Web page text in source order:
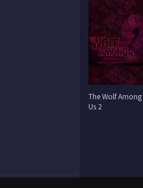
The Wolf Among
Us 2